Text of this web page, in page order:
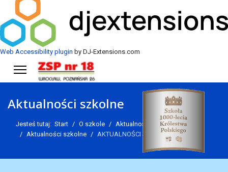
Web Accessibility plugin by DJ-Extensions.com
Aktualności szkolne
Jesteś tutaj: Start O szkole
Aktualności
Aktualności szkolne
AKTUALNOŚCI SZKOLNE